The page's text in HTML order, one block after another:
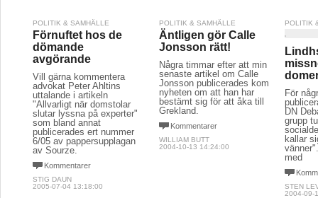
POLITIK & SAMHÄLLE
Förnuftet hos de
dömande
avgörande
Vill gärna kommentera
advokat Peter Ahltins
uttalande i artikeln
"Allvarligt när domstolar
slutar lyssna på experter"
som bland annat
publicerades ert nummer
6/05 av pappersupplagan
av Sourze.
Kommentarer
STIG DAUN
2005-07-04 13:18:00
POLITIK & SAMHÄLLE
Äntligen gör Calle
Jonsson rätt!
Några timmar efter att min
senaste artikel om Calle
Jonsson publicerades kom
nyheten om att han har
bestämt sig för att åka till
Grekland.
Kommentarer
WILLIAM BUTT
2004-10-13 14:24:00
POLITIK
För
DN
grupp
kallar
med
STEN
2004-09-